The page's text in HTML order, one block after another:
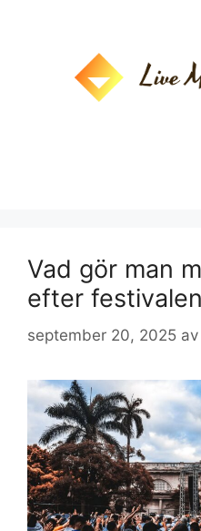
Vad gör man
efter
september 20, 2025 av